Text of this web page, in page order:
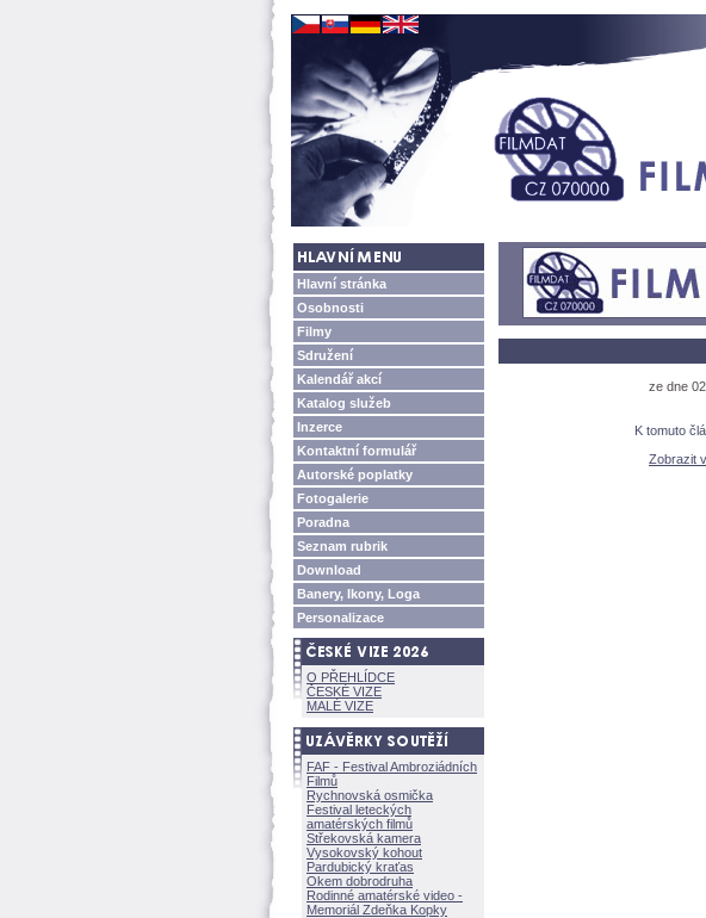
Hlavní stránka
Osobnosti
Filmy
Sdružení
Kalendář akcí
Katalog služeb
Inzerce
Kontaktní formulář
Autorské poplatky
Fotogalerie
Poradna
Seznam rubrik
Download
Banery, Ikony, Loga
Personalizace
O PŘEHLÍDCE
ČESKÉ VIZE
MALÉ VIZE
FAF - Festival Ambroziádních
Filmů
Rychnovská osmička
Festival leteckých
amatérských filmů
Střekovská kamera
Vysokovský kohout
Pardubický kraťas
Okem dobrodruha
Rodinné amatérské video -
Memoriál Zdeňka Kopky
ze dne
K tomuto
Zobrazit